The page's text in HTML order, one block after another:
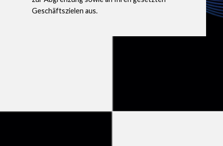
Geschäftszielen aus.